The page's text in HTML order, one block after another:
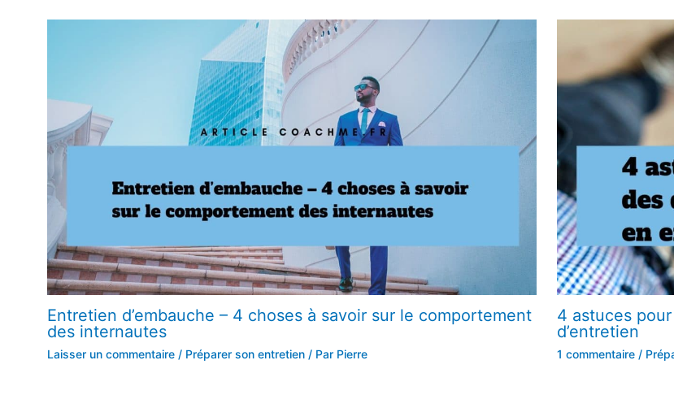
Entretien d’embauche – 4 choses à savoir sur le comportement
des internautes
Laisser un commentaire / Préparer son entretien/ Par Pierre
4 astuces
d’entretien
1 commentaire /